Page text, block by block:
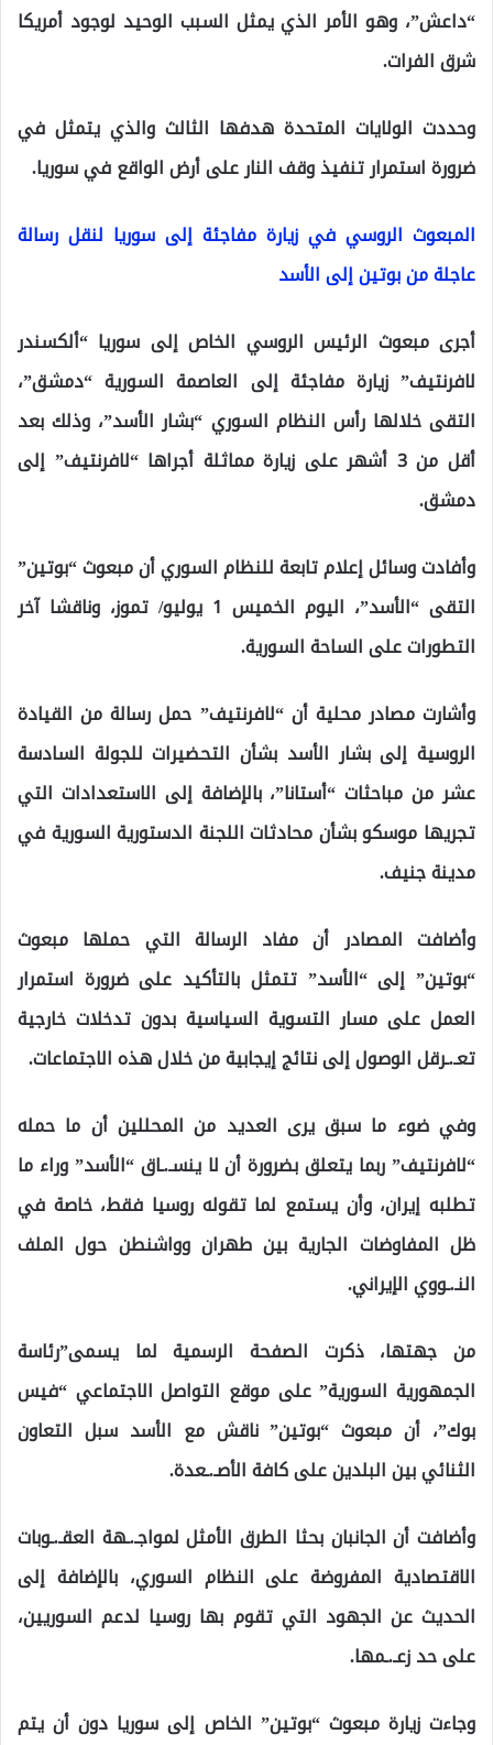
“داعش”، وهو الأمر الذي يمثل السبب الوحيد لوجود أمريكا
شرق الفرات.
وحددت الولايات المتحدة هدفها الثالث والذي يتمثل في
ضرورة استمرار تنفيذ وقف النار على أرض الواقع في سوريا.
المبعوث الروسي في زيارة مفاجئة إلى سوريا لنقل رسالة
عاجلة من بوتين إلى الأسد
أجرى مبعوث الرئيس الروسي الخاص إلى سوريا “ألكسندر
لافرنتيف” زيارة مفاجئة إلى العاصمة السورية “دمشق”،
التقى خلالها رأس النظام السوري “بشار الأسد”، وذلك بعد
أقل من 3 أشهر على زيارة مماثلة أجراها “لافرنتيف” إلى
دمشق.
وأفادت وسائل إعلام تابعة للنظام السوري أن مبعوث “بوتين”
التقى “الأسد”، اليوم الخميس 1 يوليو/ تموز، وناقشا آخر
التطورات على الساحة السورية.
وأشارت مصادر محلية أن “لافرنتيف” حمل رسالة من القيادة
الروسية إلى بشار الأسد بشأن التحضيرات للجولة السادسة
عشر من مباحثات “أستانا”، بالإضافة إلى الاستعدادات التي
تجريها موسكو بشأن محادثات اللجنة الدستورية السورية في
مدينة جنيف.
وأضافت المصادر أن مفاد الرسالة التي حملها مبعوث
“بوتين” إلى “الأسد” تتمثل بالتأكيد على ضرورة استمرار
العمل على مسار التسوية السياسية بدون تدخلات خارجية
تعـ.ـرقل الوصول إلى نتائج إيجابية من خلال هذه الاجتماعات.
وفي ضوء ما سبق يرى العديد من المحللين أن ما حمله
“لافرنتيف” ربما يتعلق بضرورة أن لا ينسـ.ـاق “الأسد” وراء ما
تطلبه إيران، وأن يستمع لما تقوله روسيا فقط، خاصة في
ظل المفاوضات الجارية بين طهران وواشنطن حول الملف
النـ.ـووي الإيراني.
من جهتها، ذكرت الصفحة الرسمية لما يسمى”رئاسة
الجمهورية السورية” على موقع التواصل الاجتماعي “فيس
بوك”، أن مبعوث “بوتين” ناقش مع الأسد سبل التعاون
الثنائي بين البلدين على كافة الأصـ.ـعدة.
وأضافت أن الجانبان بحثا الطرق الأمثل لمواجـ.ـهة العقـ.ـوبات
الاقتصادية المفروضة على النظام السوري، بالإضافة إلى
الحديث عن الجهود التي تقوم بها روسيا لدعم السوريين،
على حد زعـ.ـمها.
وجاءت زيارة مبعوث “بوتين” الخاص إلى سوريا دون أن يتم